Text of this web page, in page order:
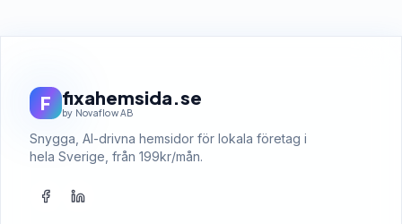
F fixahemsida.se
by Novaflow AB
Snygga, AI-drivna hemsidor för lokala företag i
hela Sverige, från 199kr/mån.